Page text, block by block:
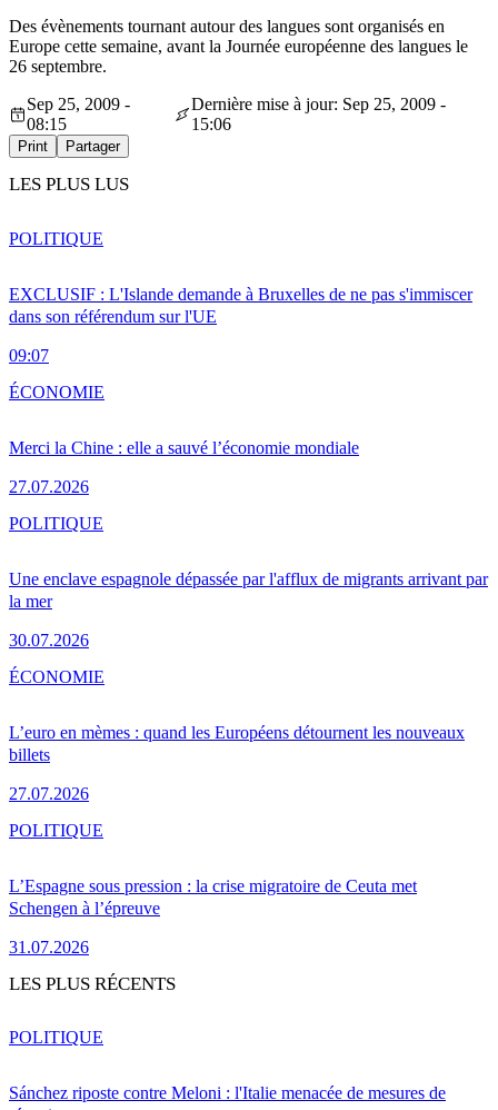
Des évènements tournant autour des langues sont organisés en
Europe cette semaine, avant la Journée européenne des langues le
26 septembre.
Sep 25, 2009 -
08:15
Dernière mise à jour: Sep 25, 2009 -
15:06
Print Partager
LES PLUS LUS
EXCLUSIF : L'Islande demande à Bruxelles de ne pas s'immiscer
dans son référendum sur l'UE
09:07
POLITIQUE
Merci la Chine : elle a sauvé l’économie mondiale
27.07.2026
ÉCONOMIE
Une enclave espagnole dépassée par l'afflux de migrants arrivant par
la mer
30.07.2026
POLITIQUE
L’euro en mèmes : quand les Européens détournent les nouveaux
billets
27.07.2026
ÉCONOMIE
L’Espagne sous pression : la crise migratoire de Ceuta met
Schengen à l’épreuve
31.07.2026
POLITIQUE
LES PLUS RÉCENTS
Sánchez riposte contre Meloni : l'Italie menacée de mesures de
POLITIQUE